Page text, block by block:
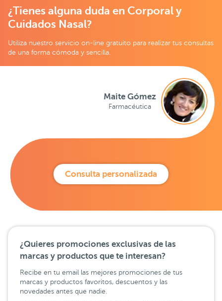
¿Tienes alguna duda en Corporal y
Cuidados Nasal?
Utiliza nuestro servicio on-line gratuito para realizar tus consultas
de una forma cómoda y sencilla.
Consulta personalizada
Maite Gómez
Farmacéutica
¿Quieres promociones exclusivas de las
marcas y productos que te interesan?
Recibe en tu email las mejores promociones de tus
marcas y productos favoritos, descuentos y las
novedades antes que nadie.